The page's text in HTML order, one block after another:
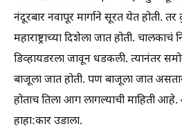
नंदूरबार नवापूर मार्गाने सूरत येत होती.
महाराष्ट्राच्या दिशेला जात होती.
डिव्हायडरला जावून धडकली. त्यानंतर
बाजूला जात होती. पण बाजूला जात
होताच तिला आग लागल्याची माहिती आहे.
हाहा:कार उडाला.